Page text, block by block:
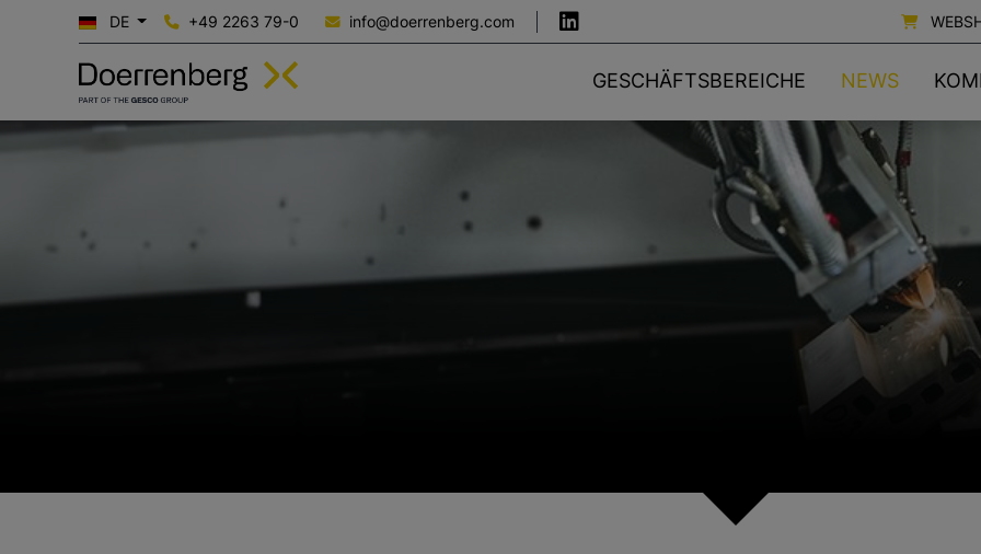
DE +49 2263 79-0 info@doerrenberg.com
GESCHÄFTSBEREICHE NEWS